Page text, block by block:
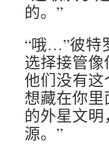
的。”
“哦…”彼特
选择接管
他们没有
想藏在你
的外星文
源。”